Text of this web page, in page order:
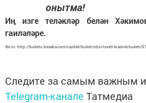
онытма!
Иң изге теләкләр белән
гаиләләре.
Фото: http://buketu.besaba.com/razdeli/buket/oboi-tsveti-krasivie-buketi/
Следите за самым важным
Telegram-канале Татмедиа